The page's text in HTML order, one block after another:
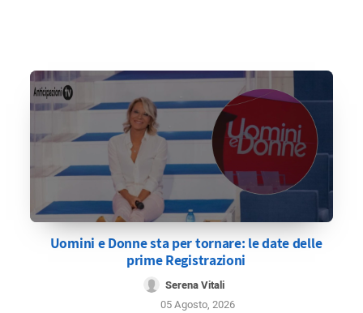
Uomini e Donne sta per tornare: le date delle
prime Registrazioni
Serena Vitali
05 Agosto, 2026